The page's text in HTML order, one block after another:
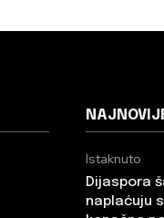
Istaknuto
Dijaspora
naplaćuju